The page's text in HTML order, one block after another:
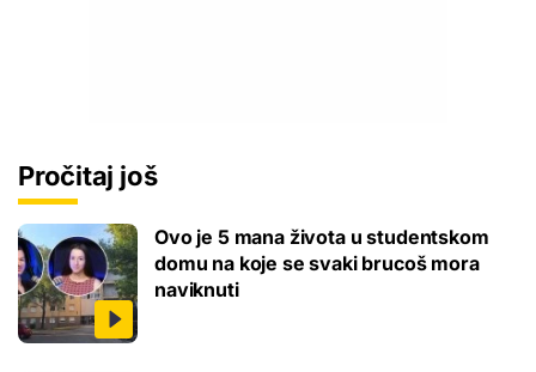
Pročitaj još
Ovo je 5 mana života u studentskom
domu na koje se svaki brucoš mora
naviknuti